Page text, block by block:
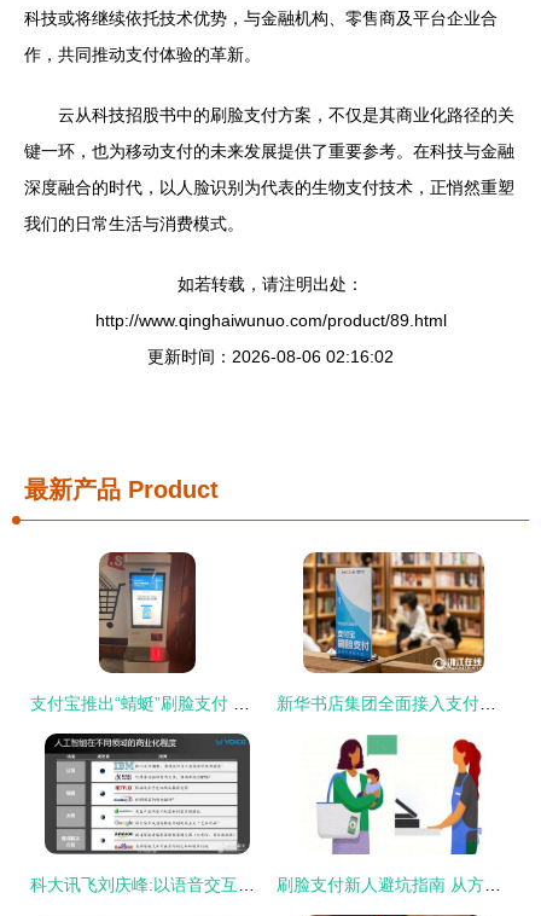
科技或将继续依托技术优势，与金融机构、零售商及平台企业合
作，共同推动支付体验的革新。
云从科技招股书中的刷脸支付方案，不仅是其商业化路径的关
键一环，也为移动支付的未来发展提供了重要参考。在科技与金融
深度融合的时代，以人脸识别为代表的生物支付技术，正悄然重塑
我们的日常生活与消费模式。
如若转载，请注明出处：
http://www.qinghaiwunuo.com/product/89.html
更新时间：2026-08-06 02:16:02
最新产品 Product